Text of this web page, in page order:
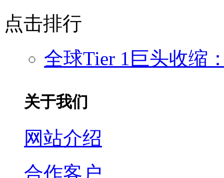
点击排行
全球Tier 1巨头收缩
关于我们
网站介绍
合作客户